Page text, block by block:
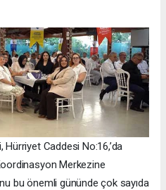
Caddesi No:16,’da
Merkezine
bu önemli gününde çok sayıda